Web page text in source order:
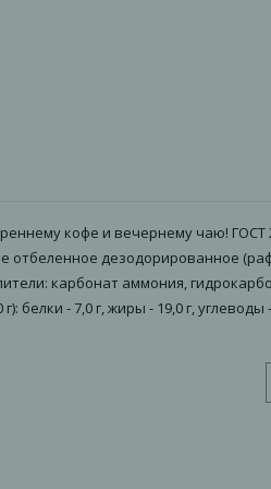
кофе и вечернему чаю! ГОСТ
отбеленное дезодорированное
карбонат аммония,
- 7,0 г, жиры - 19,0 г, углеводы -